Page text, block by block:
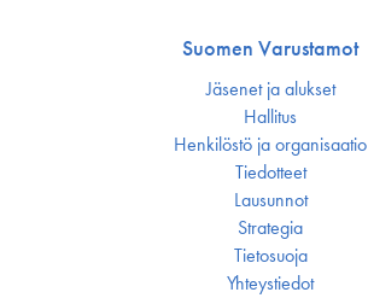
Suomen Varustamot
Jäsenet ja alukset
Hallitus
Henkilöstö ja organisaatio
Tiedotteet
Lausunnot
Strategia
Tietosuoja
Yhteystiedot